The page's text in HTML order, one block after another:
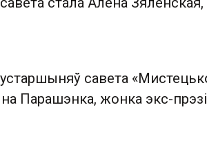
савета
Парашэнка, жонка экс-